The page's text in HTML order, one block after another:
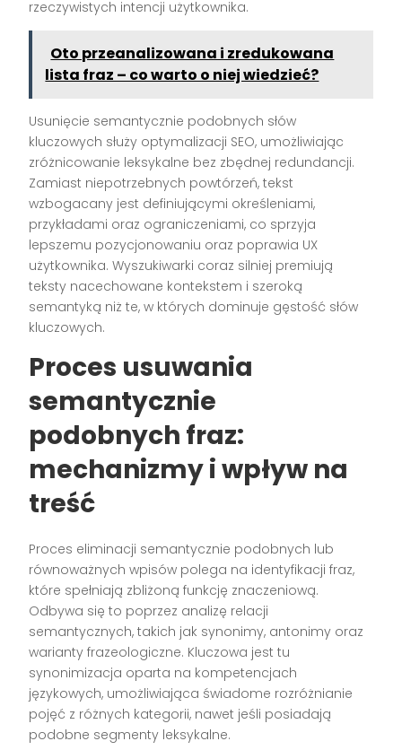
rzeczywistych intencji użytkownika.
Oto przeanalizowana i zredukowana
lista fraz – co warto o niej wiedzieć?
Usunięcie semantycznie podobnych słów
kluczowych służy optymalizacji SEO, umożliwiając
zróżnicowanie leksykalne bez zbędnej redundancji.
Zamiast niepotrzebnych powtórzeń, tekst
wzbogacany jest definiującymi określeniami,
przykładami oraz ograniczeniami, co sprzyja
lepszemu pozycjonowaniu oraz poprawia UX
użytkownika. Wyszukiwarki coraz silniej premiują
teksty nacechowane kontekstem i szeroką
semantyką niż te, w których dominuje gęstość słów
kluczowych.
Proces usuwania
semantycznie
podobnych fraz:
mechanizmy i wpływ na
treść
Proces eliminacji semantycznie podobnych lub
równoważnych wpisów polega na identyfikacji fraz,
które spełniają zbliżoną funkcję znaczeniową.
Odbywa się to poprzez analizę relacji
semantycznych, takich jak synonimy, antonimy oraz
warianty frazeologiczne. Kluczowa jest tu
synonimizacja oparta na kompetencjach
językowych, umożliwiająca świadome rozróżnianie
pojęć z różnych kategorii, nawet jeśli posiadają
podobne segmenty leksykalne.